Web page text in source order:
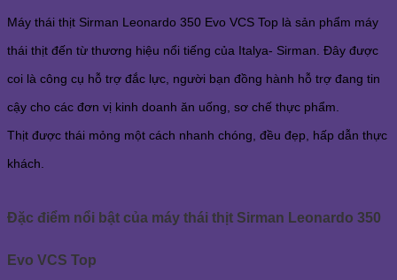
Máy thái thịt Sirman Leonardo 350 Evo VCS Top là sản phẩm máy
thái thịt đến từ thương hiệu nổi tiếng của Italya- Sirman. Đây được
coi là công cụ hỗ trợ đắc lực, người bạn đồng hành hỗ trợ đang tin
cậy cho các đơn vị kinh doanh ăn uống, sơ chế thực phẩm.
Thịt được thái mỏng một cách nhanh chóng, đều đẹp, hấp dẫn thực
khách.
Đặc điểm nổi bật của máy thái thịt Sirman Leonardo 350
Evo VCS Top